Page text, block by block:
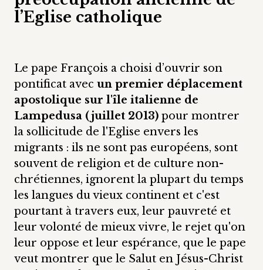
l’Eglise catholique
Le pape François a choisi d’ouvrir son
pontificat avec un premier déplacement
apostolique sur l'île italienne de
Lampedusa (juillet 2013) pour montrer
la sollicitude de l'Eglise envers les
migrants : ils ne sont pas européens, sont
souvent de religion et de culture non-
chrétiennes, ignorent la plupart du temps
les langues du vieux continent et c'est
pourtant à travers eux, leur pauvreté et
leur volonté de mieux vivre, le rejet qu'on
leur oppose et leur espérance, que le pape
veut montrer que le Salut en Jésus-Christ